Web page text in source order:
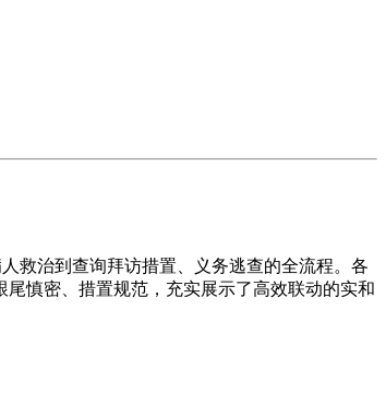
救治到查询拜访措置、义务逃查的全流程。各
慎密、措置规范，充实展示了高效联动的实和